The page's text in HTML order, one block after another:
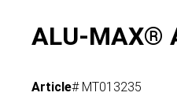
ALU-MAX®
Article# MT013235